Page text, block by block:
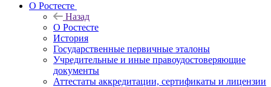
О Ростесте
Назад
О Ростесте
История
Государственные первичные эталоны
Учредительные и иные правоудостоверяющие
документы
Аттестаты аккредитации, сертификаты и лицензии